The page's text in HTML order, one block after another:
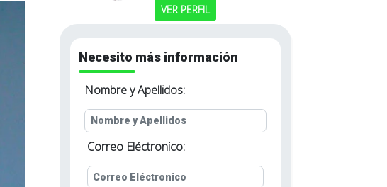
VER PERFIL
Necesito más información
Nombre y Apellidos:
Correo Eléctronico: